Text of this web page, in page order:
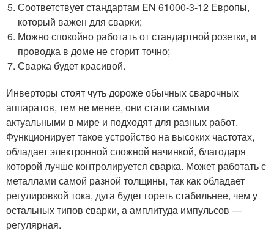
Соответствует стандартам EN 61000-3-12 Европы,
который важен для сварки;
Можно спокойно работать от стандартной розетки, и
проводка в доме не сгорит точно;
Сварка будет красивой.
Инверторы стоят чуть дороже обычных сварочных
аппаратов, тем не менее, они стали самыми
актуальными в мире и подходят для разных работ.
Функционирует такое устройство на высоких частотах,
обладает электронной сложной начинкой, благодаря
которой лучше контролируется сварка. Может работать с
металлами самой разной толщины, так как обладает
регулировкой тока, дуга будет гореть стабильнее, чем у
остальных типов сварки, а амплитуда импульсов —
регулярная.